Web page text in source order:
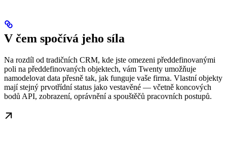
V čem spočívá jeho síla
Na rozdíl od tradičních CRM, kde jste omezeni předdefinovanými
poli na předdefinovaných objektech, vám Twenty umožňuje
namodelovat data přesně tak, jak funguje vaše firma. Vlastní objekty
mají stejný prvotřídní status jako vestavěné — včetně koncových
bodů API, zobrazení, oprávnění a spouštěčů pracovních postupů.